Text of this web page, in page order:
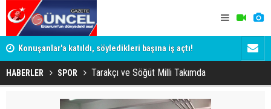
Konuşanlar'a katıldı, söyledikleri başına iş açtı!
Gözaltına alındı
ADALET
HABERLER SPOR Tarakçı ve Söğüt Milli Takımda